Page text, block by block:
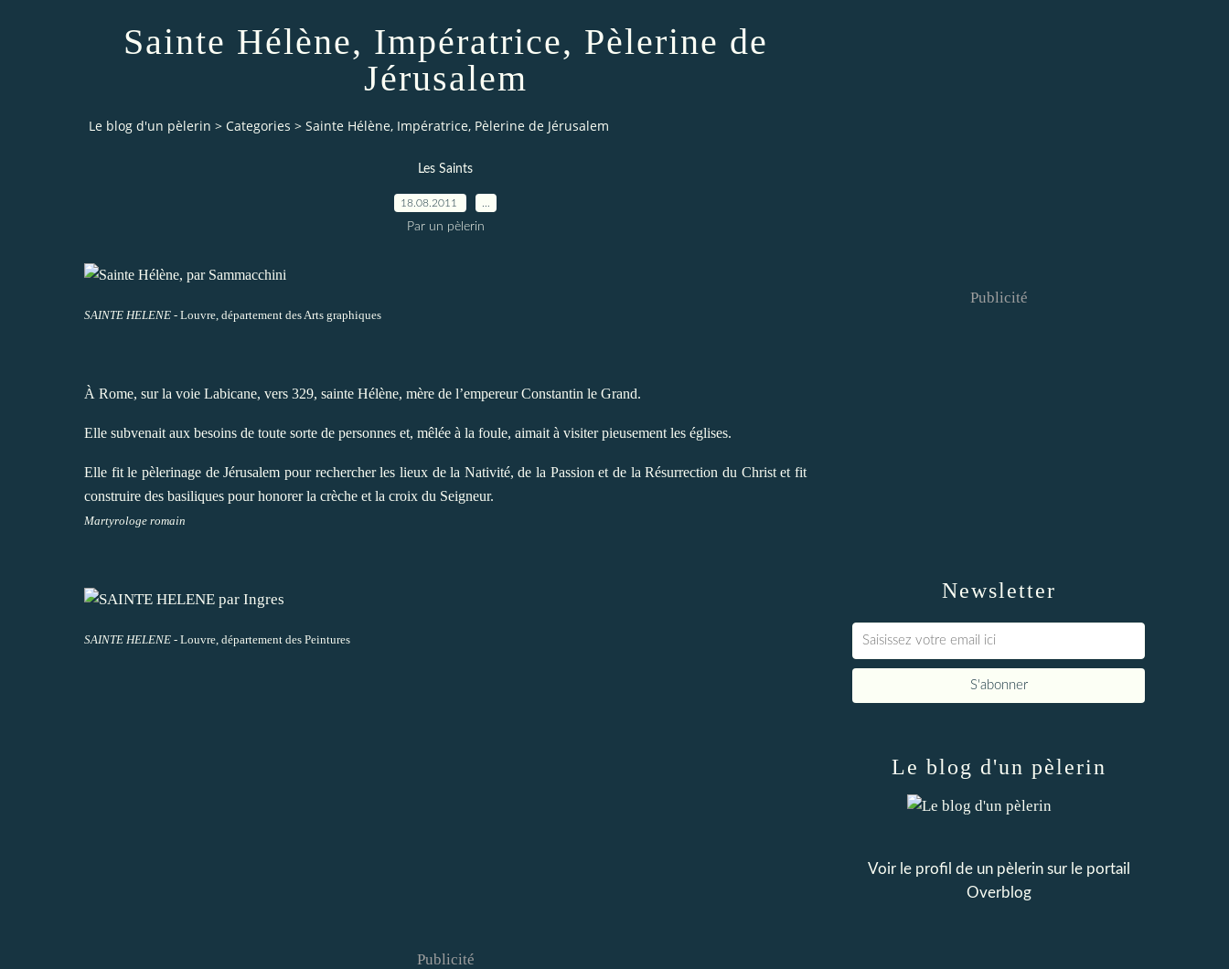
Sainte Hélène, Impératrice, Pèlerine de
Jérusalem
Le blog d'un pèlerin > Categories > Sainte Hélène, Impératrice, Pèlerine de Jérusalem
Les Saints
18.08.2011
Par un pèlerin
SAINTE HELENE - Louvre, département des Arts graphiques
À Rome, sur la voie Labicane, vers 329, sainte Hélène, mère de l’empereur Constantin le Grand.
Elle subvenait aux besoins de toute sorte de personnes et, mêlée à la foule, aimait à visiter pieusement les églises.
Elle fit le pèlerinage de Jérusalem pour rechercher les lieux de la Nativité, de la Passion et de la Résurrection du Christ et fit
construire des basiliques pour honorer la crèche et la croix du Seigneur.
Martyrologe romain
SAINTE HELENE - Louvre, département des Peintures
Publicité
Newsletter
Publicité
Le blog d'un pèlerin
Voir le profil de un pèlerinsur le portail
Overblog